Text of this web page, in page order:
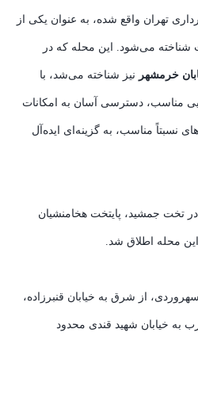
منطقه 7 شهرداری تهران واقع شده، به عنوان یکی از
شناخته می‌شود. این محله که در
خرمشهر نیز شناخته می‌شد، با
مناسب، دسترسی آسان به امکانات
نسبتاً مناسب، به گزینه‌ای ایده‌آل
در تخت جمشید، پایتخت هخامنشیان
سهروردی، از شرق به خیابان قنبرزاده،
به خیابان شهید قندی محدود